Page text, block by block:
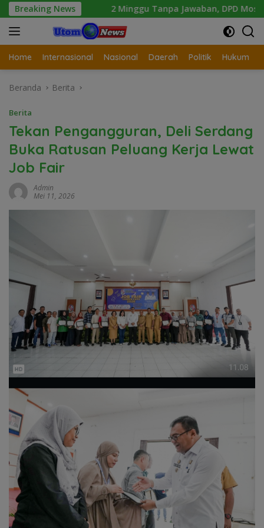
Langsung
ke
konten
Breaking News
2 Minggu Tanpa Jawaban, DPD Mosi Sumut Ancam Gelar
Home Internasional Nasional Daerah Politik Hukum
Beranda Berita
Berita
Tekan Pengangguran, Deli Serdang
Buka Ratusan Peluang Kerja Lewat
Job Fair
Admin
Mei 11, 2026